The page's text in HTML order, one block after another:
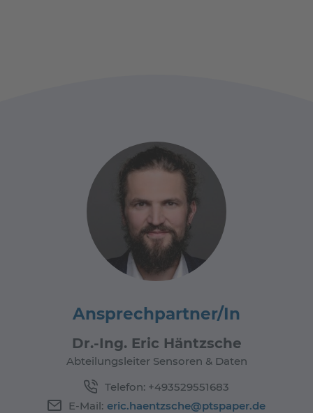
Ansprechpartner/In
Dr.-Ing. Eric Häntzsche
Abteilungsleiter Sensoren & Daten
Telefon: +493529551683
E-Mail: eric.haentzsche@ptspaper.de